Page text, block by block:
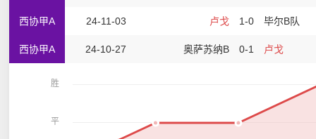
西协甲A 24-11-03 卢戈 1-0 毕尔B队
西协甲A 24-10-27 奥萨苏纳B 0-1 卢戈
胜
平